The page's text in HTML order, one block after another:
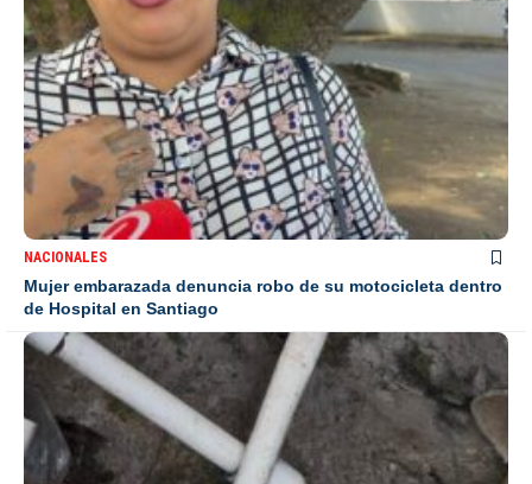
NACIONALES
Mujer embarazada denuncia robo de su motocicleta dentro
de Hospital en Santiago